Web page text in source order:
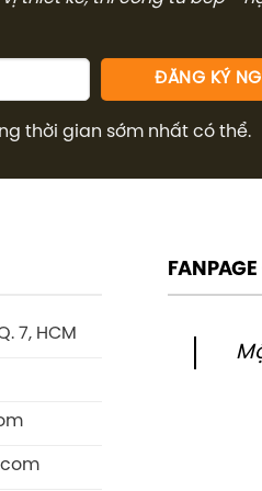
thời gian sớm nhất có thể.
7, HCM